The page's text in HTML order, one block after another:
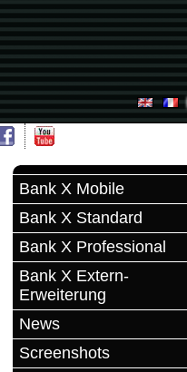
Bank X Mobile
Bank X Standard
Bank X Professional
Bank X Extern-
Erweiterung
News
Screenshots